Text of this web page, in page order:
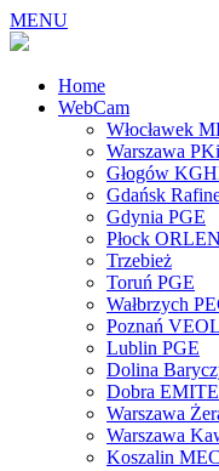
MENU
Home
WebCam
Włocławek
Warszawa
Głogów
Gdańsk
Gdynia PGE
Płock ORLEN
Trzebież
Toruń PGE
Wałbrzych
Poznań
Lublin PGE
Dolina
Dobra
Warszawa
Warszawa
Koszalin MEC